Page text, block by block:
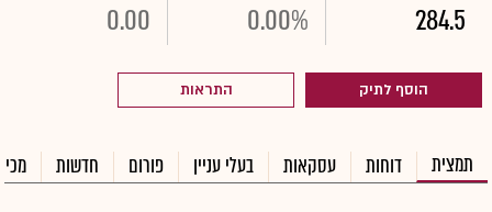
284.5
0.00%
0.00
הוסף לתיק התראות
תמצית דוחות עסקאות בעלי עניין פורום חדשות